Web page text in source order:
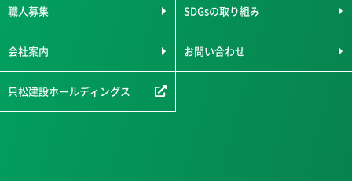
職人募集 SDGsの取り組み
会社案内 お問い合わせ
只松建設ホールディングス